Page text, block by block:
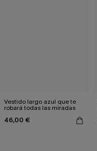
Vestido largo azul que te
robará todas las miradas
46,00 €